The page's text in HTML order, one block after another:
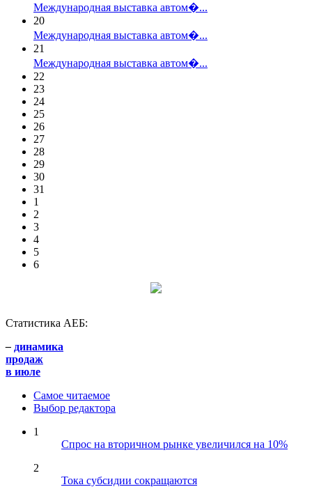
Международная выставка автом�...
20
Международная выставка автом�...
21
Международная выставка автом�...
22
23
24
25
26
27
28
29
30
31
1
2
3
4
5
6
Статистика АЕБ:
– динамика
продаж
в июле
Самое читаемое
Выбор редактора
1
Спрос на вторичном рынке увеличился на 10%
2
Тока субсидии сокращаются